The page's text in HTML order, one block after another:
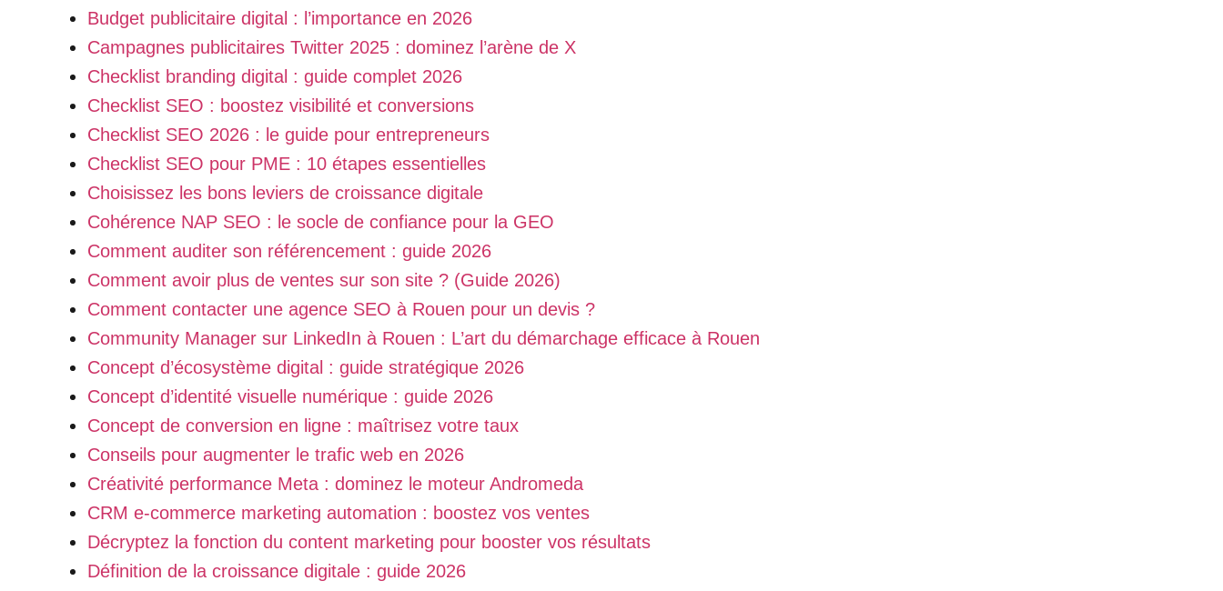
Budget publicitaire digital : l’importance en 2026
Campagnes publicitaires Twitter 2025 : dominez l’arène de X
Checklist branding digital : guide complet 2026
Checklist SEO : boostez visibilité et conversions
Checklist SEO 2026 : le guide pour entrepreneurs
Checklist SEO pour PME : 10 étapes essentielles
Choisissez les bons leviers de croissance digitale
Cohérence NAP SEO : le socle de confiance pour la GEO
Comment auditer son référencement : guide 2026
Comment avoir plus de ventes sur son site ? (Guide 2026)
Comment contacter une agence SEO à Rouen pour un devis ?
Community Manager sur LinkedIn à Rouen : L’art du démarchage efficace à Rouen
Concept d’écosystème digital : guide stratégique 2026
Concept d’identité visuelle numérique : guide 2026
Concept de conversion en ligne : maîtrisez votre taux
Conseils pour augmenter le trafic web en 2026
Créativité performance Meta : dominez le moteur Andromeda
CRM e-commerce marketing automation : boostez vos ventes
Décryptez la fonction du content marketing pour booster vos résultats
Définition de la croissance digitale : guide 2026